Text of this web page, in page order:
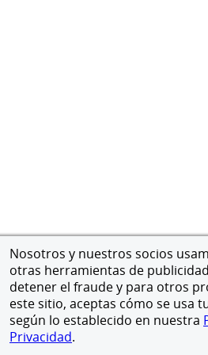
Nosotros y nuestros socios
otras herramientas de
detener el fraude y para otros
este sitio, aceptas cómo se usa
según lo establecido en nuestra
Privacidad.